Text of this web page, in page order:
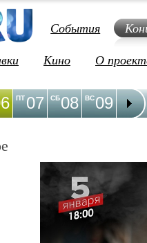
События
Кино О
07
ПТ 08
СБ 09
ВС 10
ПН